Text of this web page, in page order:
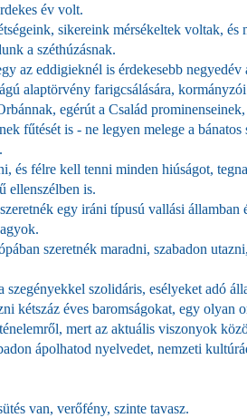
év volt.
sikereink mérsékeltek voltak, és
a széthúzásnak.
az eddigieknél is érdekesebb
alaptörvény farigcsálására,
egérút a Család
fűtését is - ne legyen melege a
és félre kell tenni minden hiúságot,
ellenszélben is.
egy iráni típusú vallási
szeretnék maradni, szabadon
szegényekkel szolidáris, esélyeket adó
kétszáz éves baromságokat, egy olyan
mert az aktuális viszonyok
ápolhatod nyelvedet, nemzeti
van, verőfény, szinte tavasz.